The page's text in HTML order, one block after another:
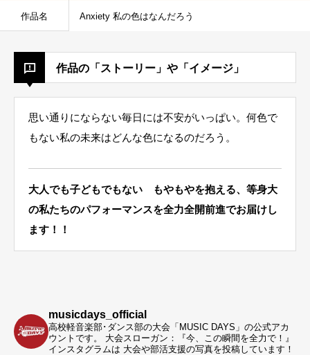
作品名 Anxiety 私の色はなんだろう
作品の「ストーリー」や「イメージ」
思い通りにならない毎日には不安がいっぱい。何色で
もない私の未来はどんな色になるのだろう。
大人でも子どもでもない もやもやを抱える、等身大
の私たちのパフォーマンスを全力全開前進でお届けし
ます！！
musicdays_official
高校軽音楽部･ダンス部の大会「MUSIC DAYS」の公式アカ
ウントです。
大会スローガン：『今、この瞬間を全力で！』
インスタグラムは 大会や部活支援の写真を投稿しています！